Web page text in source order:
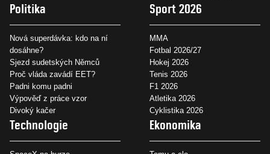
Politika
Nová superdávka: kdo na ní
dosáhne?
Sjezd sudetských Němců
Proč vláda zavádí EET?
Padni komu padni
Výpověď z práce vzor
Divoký kačer
Sport 2026
MMA
Fotbal 2026/27
Hokej 2026
Tenis 2026
F1 2026
Atletika 2026
Cyklistika 2026
Technologie Ekonomika